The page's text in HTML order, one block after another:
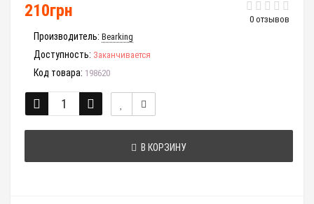
0 отзывов
210грн
Производитель: Bearking
Доступность: Заканчивается
Код товара: 198620
В КОРЗИНУ